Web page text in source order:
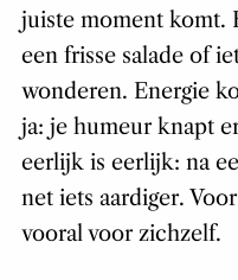
juiste moment komt.
een frisse salade of
wonderen. Energie
ja: je humeur knapt
eerlijk is eerlijk: na
net iets aardiger.
vooral voor zichzelf.